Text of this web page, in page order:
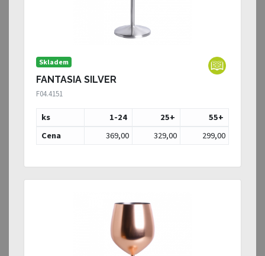
Skladem
FANTASIA SILVER
F04.4151
ks 1-24 25+ 55+
Cena
369,00 329,00 299,00